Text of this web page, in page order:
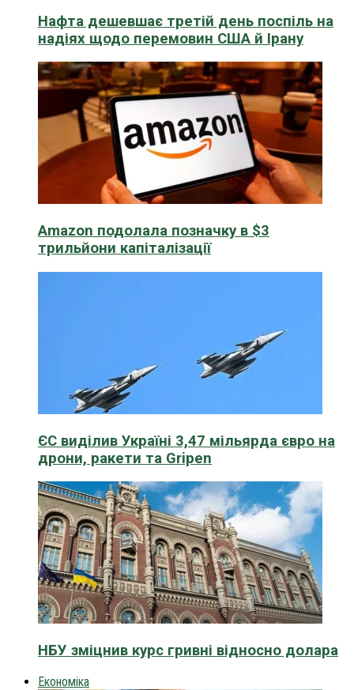
Нафта дешевшає третій день поспіль на
надіях щодо перемовин США й Ірану
Amazon подолала позначку в $3
трильйони капіталізації
ЄС виділив Україні 3,47 мільярда євро на
дрони, ракети та Gripen
НБУ зміцнив курс гривні відносно долара
Економіка